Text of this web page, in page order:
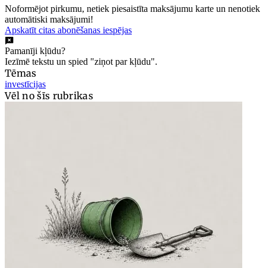
Noformējot pirkumu, netiek piesaistīta maksājumu karte un nenotiek
automātiski maksājumi!
Apskatīt citas abonēšanas iespējas
Pamanīji kļūdu?
Iezīmē tekstu un spied "ziņot par kļūdu".
Tēmas
investīcijas
Vēl no šīs rubrikas